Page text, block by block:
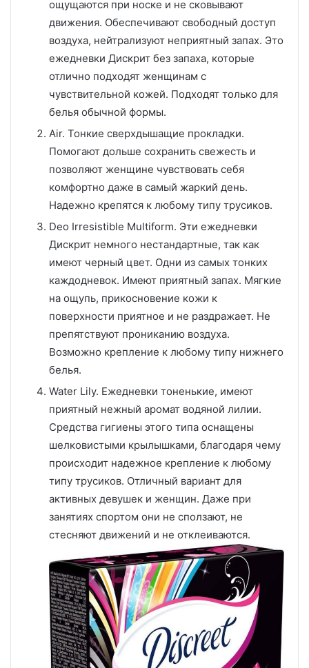
ощущаются при носке и не сковывают
движения. Обеспечивают свободный доступ
воздуха, нейтрализуют неприятный запах. Это
ежедневки Дискрит без запаха, которые
отлично подходят женщинам с
чувствительной кожей. Подходят только для
белья обычной формы.
Air. Тонкие сверхдышащие прокладки.
Помогают дольше сохранить свежесть и
позволяют женщине чувствовать себя
комфортно даже в самый жаркий день.
Надежно крепятся к любому типу трусиков.
Deo Irresistible Multiform. Эти ежедневки
Дискрит немного нестандартные, так как
имеют черный цвет. Одни из самых тонких
каждодневок. Имеют приятный запах. Мягкие
на ощупь, прикосновение кожи к
поверхности приятное и не раздражает. Не
препятствуют прониканию воздуха.
Возможно крепление к любому типу нижнего
белья.
Water Lily. Ежедневки тоненькие, имеют
приятный нежный аромат водяной лилии.
Средства гигиены этого типа оснащены
шелковистыми крылышками, благодаря чему
происходит надежное крепление к любому
типу трусиков. Отличный вариант для
активных девушек и женщин. Даже при
занятиях спортом они не сползают, не
стесняют движений и не отклеиваются.